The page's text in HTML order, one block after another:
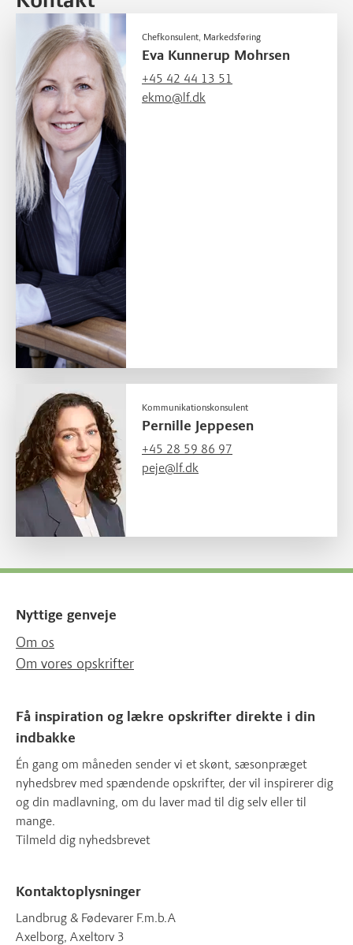
Chefkonsulent, Markedsføring
Eva Kunnerup Mohrsen
+45 42 44 13 51
ekmo@lf.dk
Kommunikationskonsulent
Pernille Jeppesen
+45 28 59 86 97
peje@lf.dk
Nyttige genveje
Om os
Om vores opskrifter
Få inspiration og lækre opskrifter direkte i din
indbakke
Én gang om måneden sender vi et skønt, sæsonpræget
nyhedsbrev med spændende opskrifter, der vil inspirerer dig
og din madlavning, om du laver mad til dig selv eller til
mange.
Tilmeld dig nyhedsbrevet
Kontaktoplysninger
Landbrug & Fødevarer F.m.b.A
Axelborg, Axeltorv 3